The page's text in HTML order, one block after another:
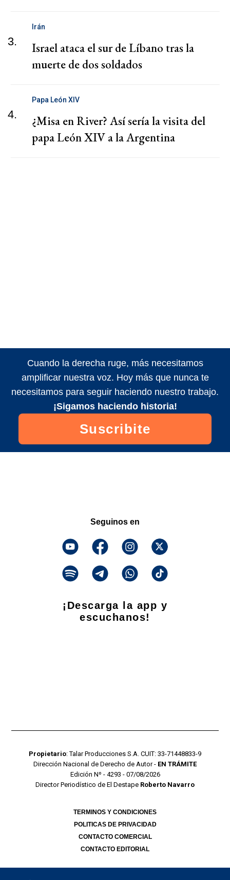
3.
Irán
Israel ataca el sur de Líbano tras la
muerte de dos soldados
4.
Papa León XIV
¿Misa en River? Así sería la visita del
papa León XIV a la Argentina
Cuando la derecha ruge, más necesitamos
amplificar nuestra voz. Hoy más que nunca te
necesitamos para seguir haciendo nuestro trabajo.
¡Sigamos haciendo historia!
Suscribite
Seguinos en
¡Descarga la app y
escuchanos!
Propietario: Talar Producciones S.A. CUIT: 33-71448833-9
Dirección Nacional de Derecho de Autor - EN TRÁMITE
Edición Nº - 4293 - 07/08/2026
Director Periodístico de El Destape Roberto Navarro
TERMINOS Y CONDICIONES
POLITICAS DE PRIVACIDAD
CONTACTO COMERCIAL
CONTACTO EDITORIAL